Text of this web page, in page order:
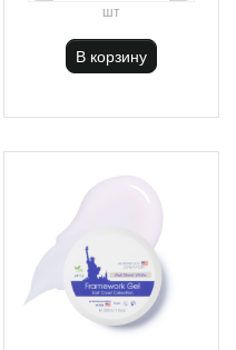
шт
В корзину